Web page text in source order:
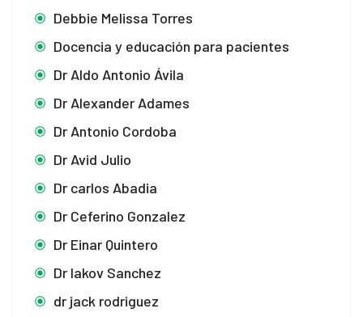
Debbie Melissa Torres
Docencia y educación para pacientes
Dr Aldo Antonio Ávila
Dr Alexander Adames
Dr Antonio Cordoba
Dr Avid Julio
Dr carlos Abadia
Dr Ceferino Gonzalez
Dr Einar Quintero
Dr Iakov Sanchez
dr jack rodriguez